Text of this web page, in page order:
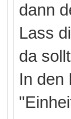
dann
Lass
da
In den